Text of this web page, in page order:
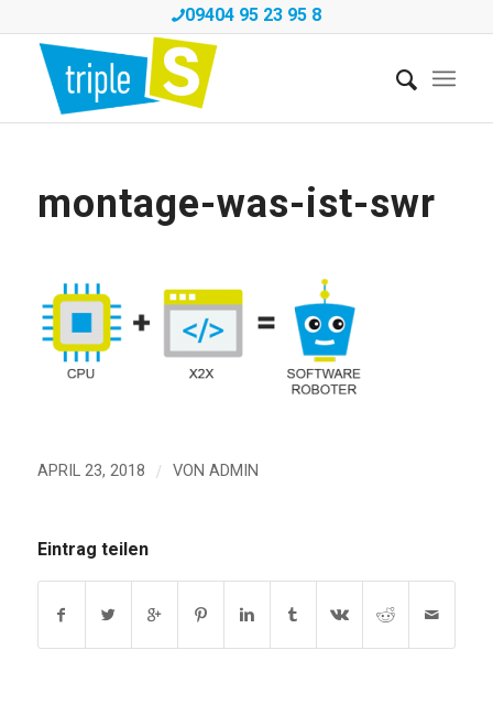
09404 95 23 95 8
montage-was-ist-swr
APRIL 23, 2018 / VON ADMIN
Eintrag teilen